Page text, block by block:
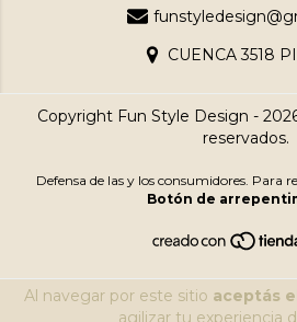
Al navegar por este sitio aceptás
agilizar tu experiencia
CUENCA 3518
Copyright Fun Style Design -
reservados.
Defensa de las y los consumidores. Para
Botón de